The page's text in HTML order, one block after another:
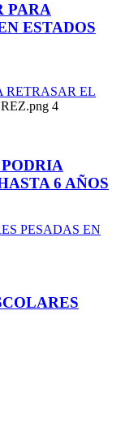
PARA
ESTADOS
RETRASAR EL
4
6 AÑOS
PESADAS EN